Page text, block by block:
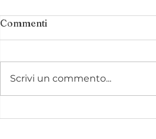
Commenti
Scrivi un commento...